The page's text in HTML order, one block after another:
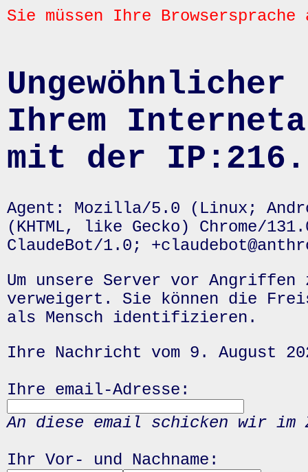
Sie müssen Ihre
Ihrem
mit der
Agent: Mozilla/5.0 (Linux;
(KHTML, like Gecko) Chrome/
ClaudeBot/1.0;
Um unsere Server vor
verweigert. Sie können die
als Mensch identifizieren.
Ihre Nachricht vom 9. August
Ihre email-Adresse:
An diese email schicken wir
Ihr Vor- und Nachname: